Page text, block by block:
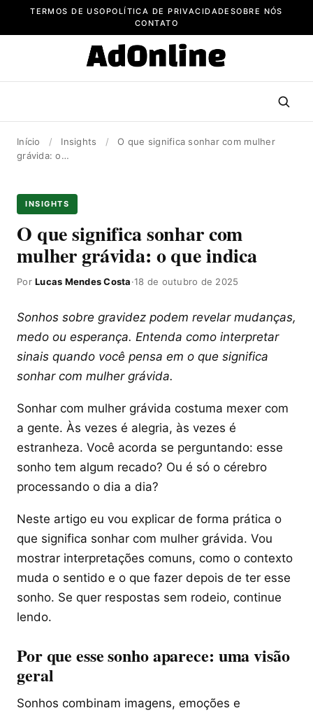
TERMOS DE USOPOLÍTICA DE PRIVACIDADE SOBRE NÓS
CONTATO
Início / Insights /
O que significa sonhar com mulher
grávida: o…
INSIGHTS
O que significa sonhar com
mulher grávida: o que indica
PorLucas Mendes Costa·18 de outubro de 2025
Sonhos sobre gravidez podem revelar mudanças,
medo ou esperança. Entenda como interpretar
sinais quando você pensa em o que significa
sonhar com mulher grávida.
Sonhar com mulher grávida costuma mexer com
a gente. Às vezes é alegria, às vezes é
estranheza. Você acorda se perguntando: esse
sonho tem algum recado? Ou é só o cérebro
processando o dia a dia?
Neste artigo eu vou explicar de forma prática o
que significa sonhar com mulher grávida. Vou
mostrar interpretações comuns, como o contexto
muda o sentido e o que fazer depois de ter esse
sonho. Se quer respostas sem rodeio, continue
lendo.
Por que esse sonho aparece: uma visão
geral
Sonhos combinam imagens, emoções e